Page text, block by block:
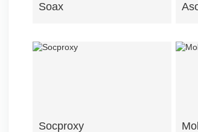
Soax
Socproxy